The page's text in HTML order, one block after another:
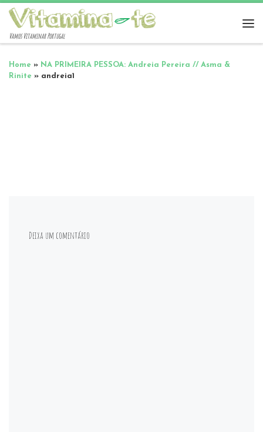
Vamos Vitaminar Portugal
Home » NA PRIMEIRA PESSOA: Andreia Pereira // Asma &
Rinite » andreia1
Deixa um comentário